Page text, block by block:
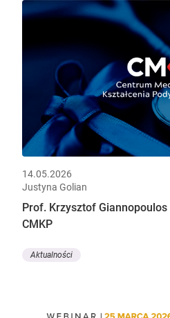
14.05.2026
Justyna Golian
Prof. Krzysztof
CMKP
Aktualności